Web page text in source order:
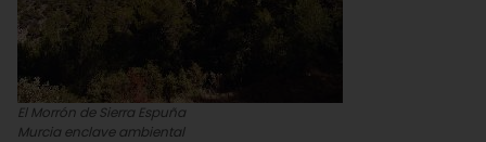
El Morrón de Sierra Espuña
Murcia enclave ambiental